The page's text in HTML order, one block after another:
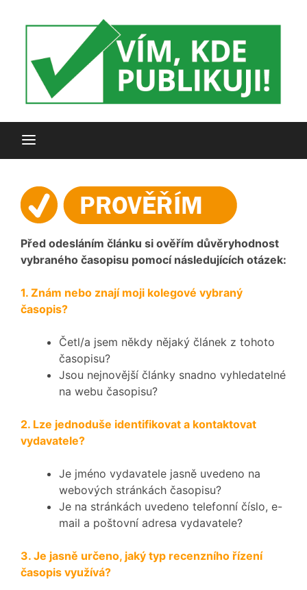
Vím, kde
publikuji!
Před odesláním článku si ověřím důvěryhodnost
vybraného časopisu pomocí následujících otázek:
1. Znám nebo znají moji kolegové vybraný
časopis?
Četl/a jsem někdy nějaký článek z tohoto
časopisu?
Jsou nejnovější články snadno vyhledatelné
na webu časopisu?
2. Lze jednoduše identifikovat a kontaktovat
vydavatele?
Je jméno vydavatele jasně uvedeno na
webových stránkách časopisu?
Je na stránkách uvedeno telefonní číslo, e-
mail a poštovní adresa vydavatele?
3. Je jasně určeno, jaký typ recenzního řízení
časopis využívá?